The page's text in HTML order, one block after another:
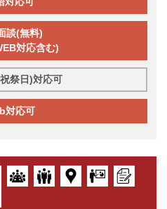
談(無料)
対応含む)
祭日)対応可
対応可